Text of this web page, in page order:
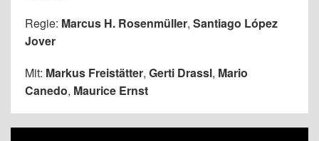
Regie: Marcus H. Rosenmüller, Santiago López
Jover
Mit: Markus Freistätter, Gerti Drassl, Mario
Canedo, Maurice Ernst